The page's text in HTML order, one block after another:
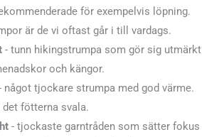
för exempelvis löpning.
är de vi oftast går i till vardags.
- tunn hikingstrumpa som gör sig utmärkt
och kängor.
något tjockare strumpa med god värme.
fötterna svala.
- tjockaste garntråden som sätter fokus